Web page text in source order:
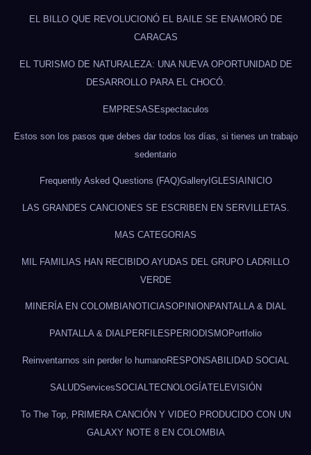
EL BILLO QUE REVOLUCIONÓ EL BAILE SE ENAMORÓ DE
CARACAS
EL TURISMO DE NATURALEZA: UNA NUEVA OPORTUNIDAD DE
DESARROLLO PARA EL CHOCÓ.
EMPRESAS Espectaculos
Estos son los pasos que debes dar todos los días, si tienes un trabajo
sedentario
Frequently Asked Questions (FAQ)GalleryIGLESIAINICIO
LAS GRANDES CANCIONES SE ESCRIBEN EN SERVILLETAS.
MAS CATEGORIAS
MIL FAMILIAS HAN RECIBIDO AYUDAS DEL GRUPO LADRILLO
VERDE
MINERÍA EN COLOMBIANOTICIASOPINION PANTALLA & DIAL
PANTALLA & DIALPERFILES PERIODISMOPortfolio
Reinventarnos sin perder lo humanoRESPONSABILIDAD SOCIAL
SALUDServicesSOCIAL TECNOLOGÍATELEVISIÓN
To The Top, PRIMERA CANCIÓN Y VIDEO PRODUCIDO CON UN
GALAXY NOTE 8 EN COLOMBIA